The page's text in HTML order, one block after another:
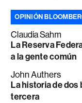
OPINIÓN
Claudia Sahm
La Reserva
a la gente común
John Authers
La historia de dos
tercera